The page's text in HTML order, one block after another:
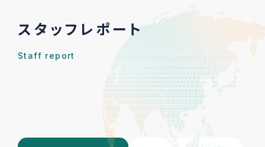
スタッフレポート
Staff report